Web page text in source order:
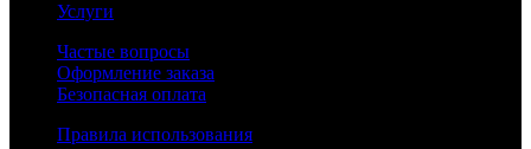
Услуги
Частые вопросы
Оформление заказа
Безопасная оплата
Правила использования